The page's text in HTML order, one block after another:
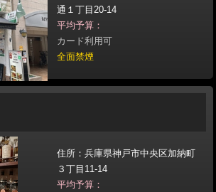
通１丁目20-14
平均予算：
カード利用可
全面禁煙
住所：兵庫県神戸市中央区加納町
３丁目11-14
平均予算：